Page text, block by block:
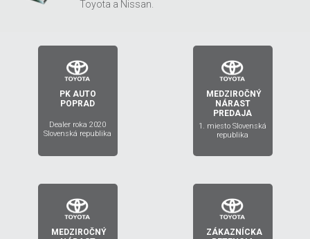
Toyota a Nissan.
2020
PK AUTO
POPRAD
Dealer roka 2020
Slovenská republika
2019
MEDZIROČNÝ
NÁRAST
PREDAJA
1. miesto Slovenská
republika
2018
MEDZIROČNÝ
2017
ZÁKAZNÍCKA